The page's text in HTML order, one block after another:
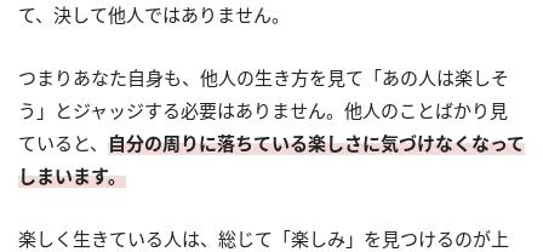
て、決して他人ではありません。
つまりあなた自身も、他人の生き方を見て「あの人は楽しそ
う」とジャッジする必要はありません。他人のことばかり見
ていると、 自分の周りに落ちている楽しさに気づけなくなって
しまいます。
楽しく生きている人は、総じて「楽しみ」を見つけるのが上